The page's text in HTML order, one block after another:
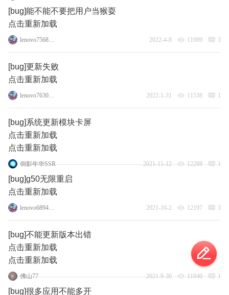
[bug]能不能不要把用户当猴耍
点击重新加载
lenovo75688506 2022-4-8 11989 3
[bug]更新失败
点击重新加载
lenovo76305432 2022-1-31 11538 1
[bug]系统更新模块卡屏
点击重新加载
点击重新加载
倒影年华SSR 2021-11-12 12288 1
[bug]g50无限重启
点击重新加载
lenovo68945925 2021-10-2 12197 3
[bug]不能更新版本出错
点击重新加载
点击重新加载
佛山77 2021-9-30 11940 1
[bug]很多应用不能多开